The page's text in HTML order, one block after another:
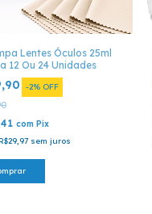
Lentes Óculos 25ml
12 Ou 24 Unidades
-2% OFF
com Pix
sem juros